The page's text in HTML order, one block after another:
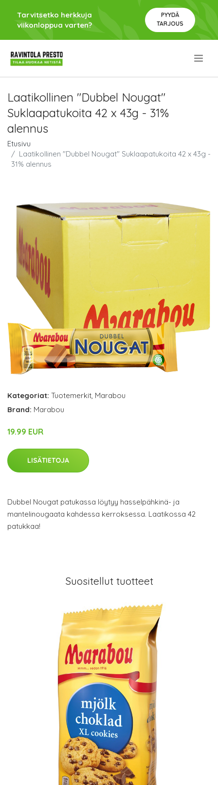
Tarvitsetko herkkuja
viikonloppua varten?
PYYDÄ
TARJOUS
Laatikollinen "Dubbel Nougat"
Suklaapatukoita 42 x 43g - 31%
alennus
Etusivu
Laatikollinen "Dubbel Nougat" Suklaapatukoita 42 x 43g -
31% alennus
Kategoriat: Tuotemerkit, Marabou
Brand: Marabou
19.99 EUR
LISÄTIETOJA
Dubbel Nougat patukassa löytyy hasselpähkinä- ja
mantelinougaata kahdessa kerroksessa. Laatikossa 42
patukkaa!
Suositellut tuotteet